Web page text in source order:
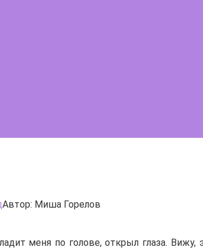
Автор: Миша Горелов
меня по голове, открыл глаза.